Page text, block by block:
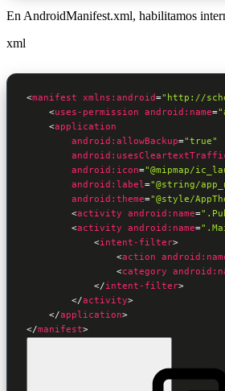
En AndroidManifest.xml, habilitamos
xml
<manifest xmlns:android="http://
<uses-permission android:name=
<
android:allowBackup="true"
android:icon="@mipmap/
android:label="@string/
android:theme="@style/
<activity android:name=
<activity android:name=
<intent-filter>
<action
<category
</intent-filter>
</activity>
</application>
</manifest>